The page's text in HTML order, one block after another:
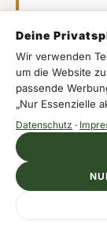
und
Frühjahr
leerer
Eigg sind
keine
zu Fuß
Anzeige
Urlaub ohne
Deine
Wir verwenden
um die Website
passende
„Nur Essenzielle
Datenschutz ·